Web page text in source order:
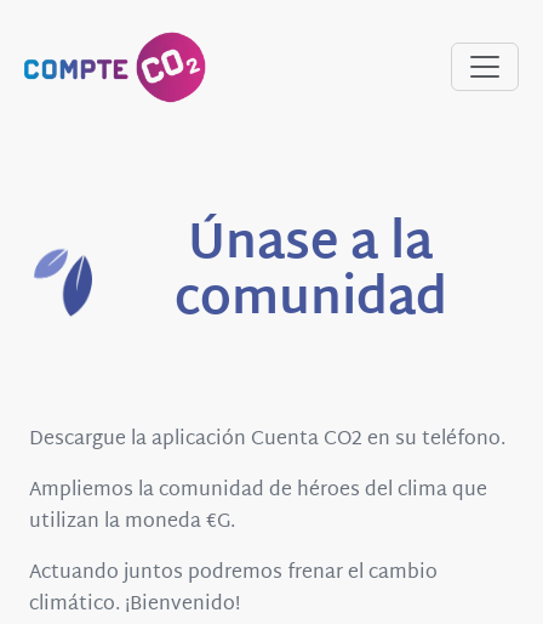
Únase a la
comunidad
Descargue la aplicación Cuenta CO2 en su teléfono.
Ampliemos la comunidad de héroes del clima que
utilizan la moneda €G.
Actuando juntos podremos frenar el cambio
climático. ¡Bienvenido!